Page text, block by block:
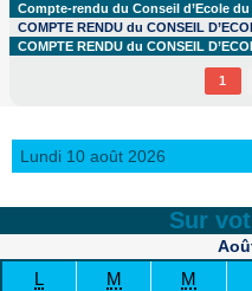
Compte-rendu du Conseil d’Ecole du
COMPTE RENDU du CONSEIL
COMPTE RENDU du CONSEIL
1
Lundi 10 août 2026
Sur
L M M